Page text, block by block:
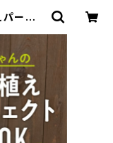
ーフェ